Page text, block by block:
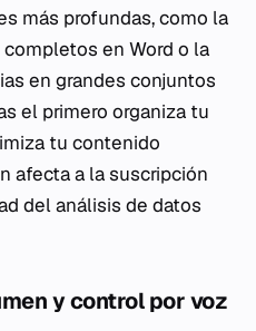
más profundas, como la
en Word o la
en grandes conjuntos
el primero organiza tu
tu contenido
afecta a la suscripción
del análisis de datos
y control por voz